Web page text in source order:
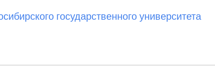
государственного университета